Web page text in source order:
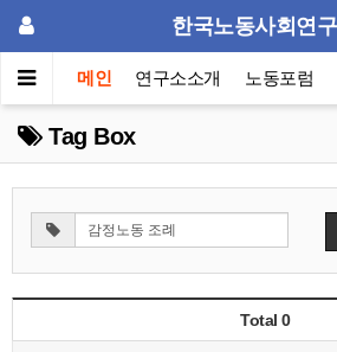
한국노동사회연
메인 연구소소개 노동포럼
Tag Box
Total 0